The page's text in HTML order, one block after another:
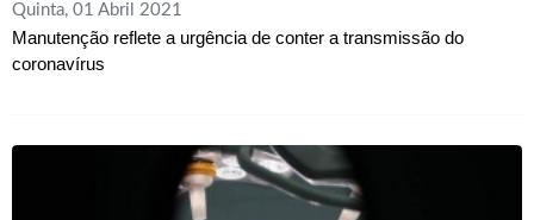
Quinta, 01 Abril 2021
Manutenção reflete a urgência de conter a transmissão do
coronavírus